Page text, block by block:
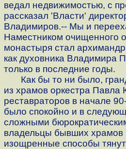
ведал недвижимостью, с
рассказал 'Власти'
Владимиров.-- Мы и
Наместником очищенного
монастыря стал
как духовника Владимира
только в последние годы.
Как бы то ни было,
из храмов оркестра
реставраторов в начале
было спокойно и в
сложными
владельцы бывших храмов
изощренные способы